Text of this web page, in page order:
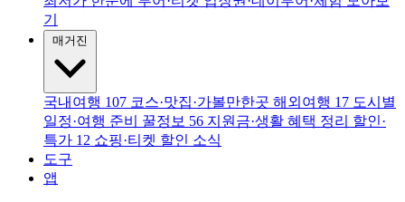
기
국내여행 107 코스·맛집·가볼만한곳 해외여행 17 도시별
일정·여행 준비
꿀정보 56 지원금·생활 혜택 정리 할인·
특가 12 쇼핑·티켓 할인 소식
도구
앱